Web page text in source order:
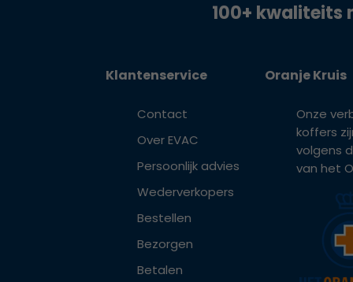
100+ kwaliteits
Klantenservice
Contact
Over EVAC
Persoonlijk advies
Wederverkopers
Bestellen
Bezorgen
Betalen
Oranje Kruis
Onze
koffers
volgens
van het